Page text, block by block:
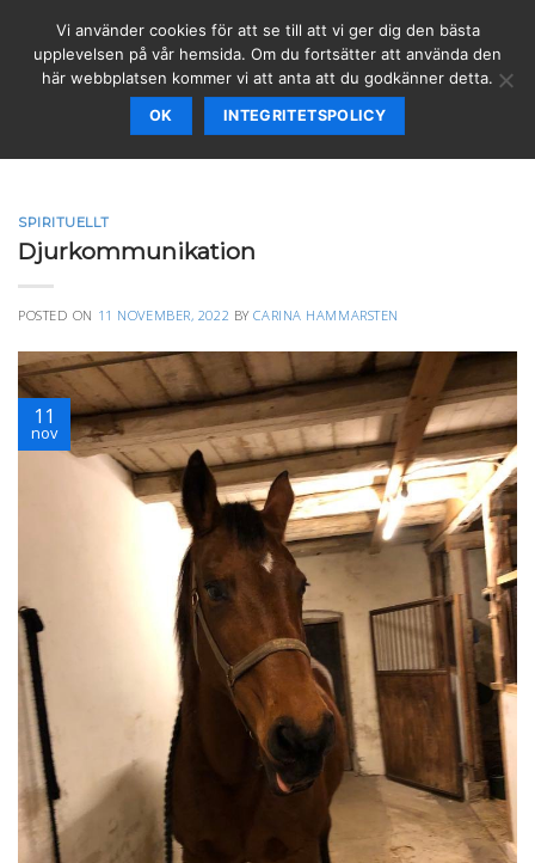
content
CATEGORY ARCHIVES:SPIRITUELLT
SPIRITUELLT
Djurkommunikation
POSTED ON 11 NOVEMBER, 2022 BYCARINA HAMMARSTEN
11
nov
Vi använder cookies för att se till att vi ger dig den bästa
upplevelsen på vår hemsida. Om du fortsätter att använda den
här webbplatsen kommer vi att anta att du godkänner detta.
OK INTEGRITETSPOLICY